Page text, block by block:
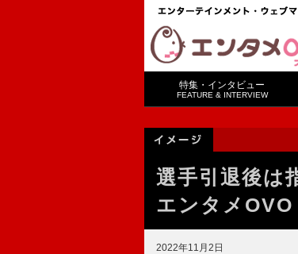
特集・インタビュー
FEATURE & INTERVIEW
選手引退後は
エンタメOVO
2022年11月2日